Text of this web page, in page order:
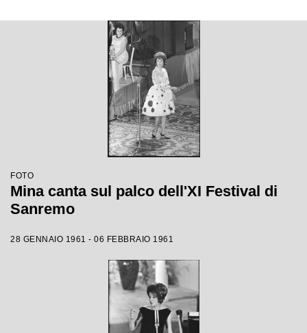
FOTO
Mina canta sul palco dell'XI Festival di
Sanremo
28 GENNAIO 1961 - 06 FEBBRAIO 1961